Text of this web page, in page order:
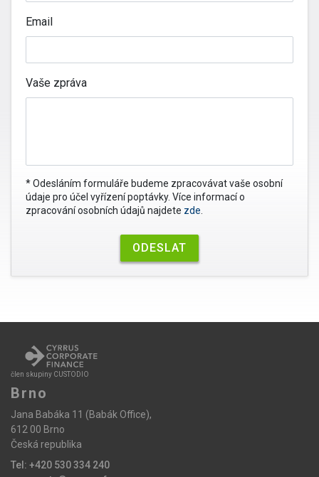
Email
Vaše zpráva
* Odesláním formuláře budeme zpracovávat vaše osobní
údaje pro účel vyřízení poptávky. Více informací o
zpracování osobních údajů najdete zde
člen skupiny CUSTODIO
Brno
Jana Babáka 11 (Babák Office),
612 00 Brno
Česká republika
Tel: +420 530 334 240